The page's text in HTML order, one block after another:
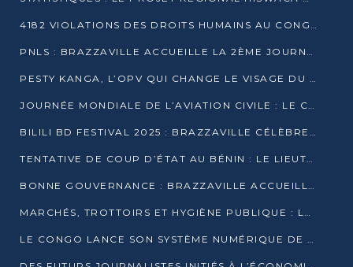
4182 VIOLATIONS DES DROITS HUMAINS AU CONGO EN 2025 SELON LE CAD
PNLS : BRAZZAVILLE ACCUEILLE LA 2ÈME JOURNÉE SCIENTIFIQUE SUR LE VIH/SIDA
PESTY KANGA, L’OPV QUI CHANGE LE VISAGE DU REPORTAGE AU CONGO
JOURNÉE MONDIALE DE L’AVIATION CIVILE : LE CONGO MISE SUR L’INNOVATION ET LA SÉCURITÉ
BILILI BD FESTIVAL 2025 : BRAZZAVILLE CÉLÈBRE DIX ANS DE CRÉATION GRAPHIQUE AFRICAINE
TENTATIVE DE COUP D’ÉTAT AU BÉNIN : LE LIEUTENANT-COLONEL TIGRI S’AUTOPROCLAME CHEF D’UN COMITÉ MILITAIRE
BONNE GOUVERNANCE : BRAZZAVILLE ACCUEILLE LES PREMIÈRES JOURNÉES CONGOLAISES DE L’ÉVALUATION
MARCHÉS, TROTTOIRS ET HYGIÈNE PUBLIQUE : LE GOUVERNEMENT DURCIT LE TON
LE CONGO LANCE SON SYSTÈME NUMÉRIQUE DE VÉRIFICATION DU BOIS